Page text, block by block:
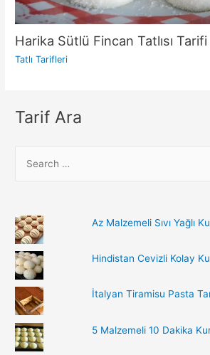
Harika Sütlü Fincan Tatlısı Tarifi
Tatlı Tarifleri
Tarif Ara
c
h
f
o
r
:
Az Malzemeli Sıvı Yağlı
Hindistan Cevizli Kolay
İtalyan Tiramisu Pasta
5 Malzemeli 10 Dakika